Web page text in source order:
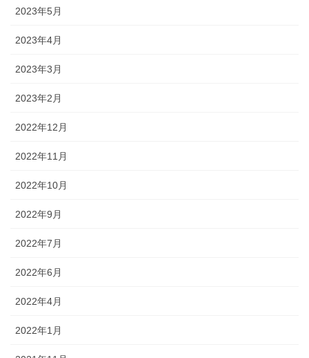
2023年5月
2023年4月
2023年3月
2023年2月
2022年12月
2022年11月
2022年10月
2022年9月
2022年7月
2022年6月
2022年4月
2022年1月